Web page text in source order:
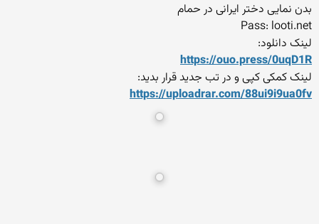
بدن نمایی دختر ایرانی در حمام
Pass: looti.net
لینک دانلود:
https://ouo.press/0uqD1R
لینک کمکی کپی و در تب جدید قرار بدید:
https://uploadrar.com/88ui9i9ua0fv